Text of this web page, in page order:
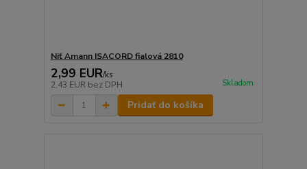
Niť Amann ISACORD fialová 2810
2,99 EUR/ks
2,43 EUR bez DPH Skladom
Pridať do košíka